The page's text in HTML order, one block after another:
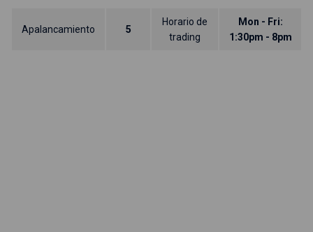
Apalancamiento 5
Horario de
trading
Mon - Fri:
1:30pm - 8pm